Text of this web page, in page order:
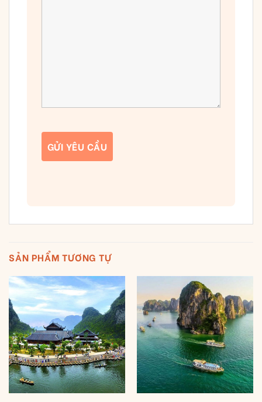
SẢN PHẨM TƯƠNG TỰ